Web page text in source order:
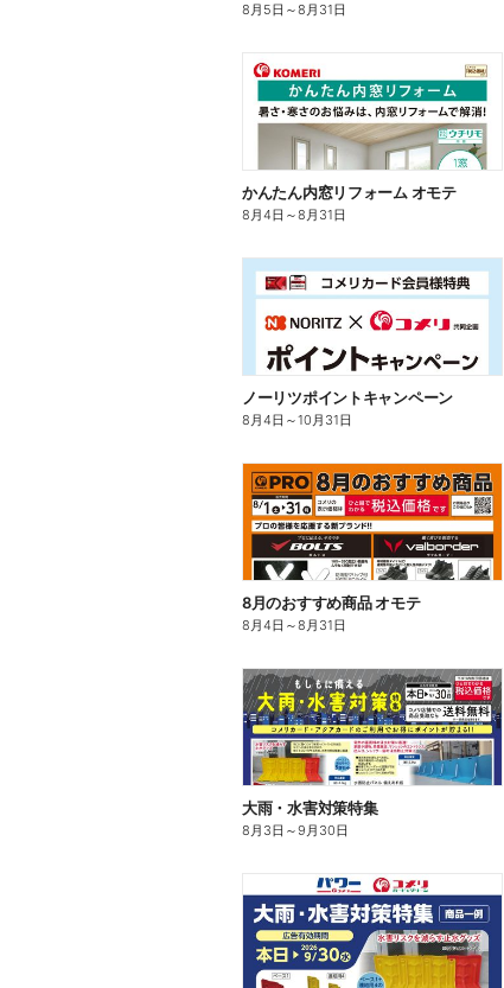
8月5日 ～8月31日
かんたん内窓リフォーム オモテ
8月4日 ～8月31日
ノーリツポイントキャンペーン
8月4日 ～10月31日
8月のおすすめ商品 オモテ
8月4日 ～8月31日
大雨・水害対策特集
8月3日 ～9月30日